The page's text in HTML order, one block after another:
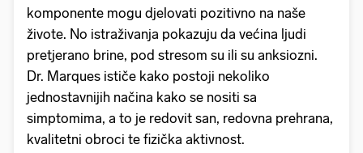
komponente mogu djelovati pozitivno na naše
živote. No istraživanja pokazuju da većina ljudi
pretjerano brine, pod stresom su ili su anksiozni.
Dr. Marques ističe kako postoji nekoliko
jednostavnijih načina kako se nositi sa
simptomima, a to je redovit san, redovna prehrana,
kvalitetni obroci te fizička aktivnost.